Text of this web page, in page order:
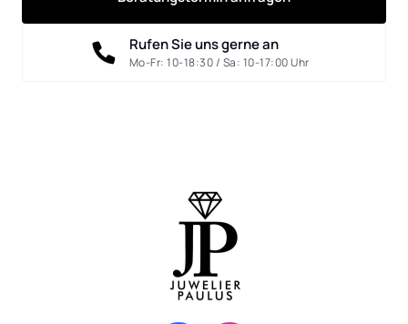
Rufen Sie uns gerne an
Mo-Fr: 10-18:30 / Sa: 10-17:00 Uhr